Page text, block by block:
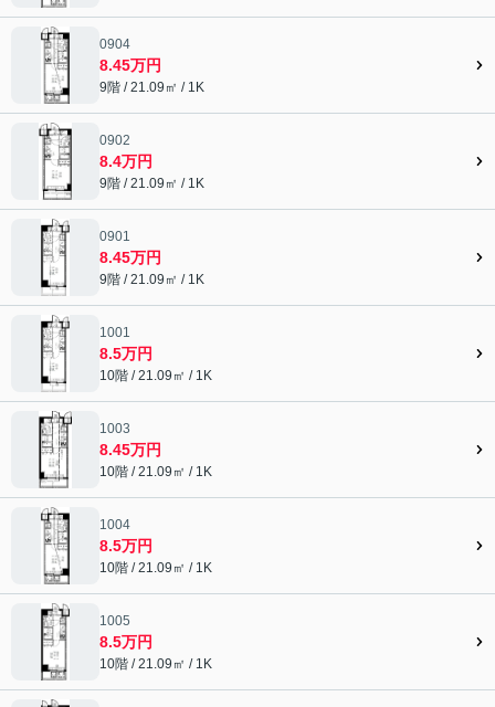
0904
8.45万円
9階 / 21.09㎡ / 1K
0902
8.4万円
9階 / 21.09㎡ / 1K
0901
8.45万円
9階 / 21.09㎡ / 1K
1001
8.5万円
10階 / 21.09㎡ / 1K
1003
8.45万円
10階 / 21.09㎡ / 1K
1004
8.5万円
10階 / 21.09㎡ / 1K
1005
8.5万円
10階 / 21.09㎡ / 1K